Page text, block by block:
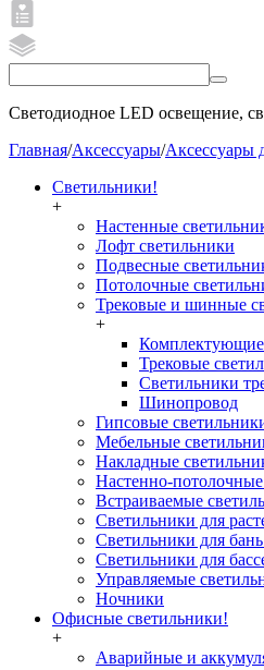
Светодиодное LED освещение,
Главная/Аксессуары/Аксессуары
Светильники!
+
Настенные
Лофт светильники
Подвесные
Потолочные
Трековые и шинные
+
Комплектующие
Трековые
Светильники
Шинопровод
Гипсовые
Мебельные
Накладные
Настенно-
Встраиваемые
Светильники для
Светильники для
Светильники для
Управляемые
Ночники
Офисные светильники!
+
Аварийные и